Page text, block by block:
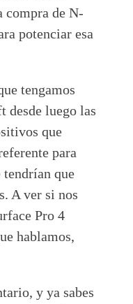
compra de N-
potenciar esa
tengamos
desde luego las
que
para
que
A ver si nos
Pro 4
hablamos,
y ya sabes